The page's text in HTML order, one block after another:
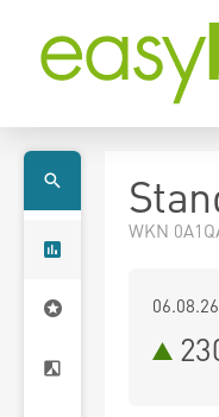
WKN
06.08.26